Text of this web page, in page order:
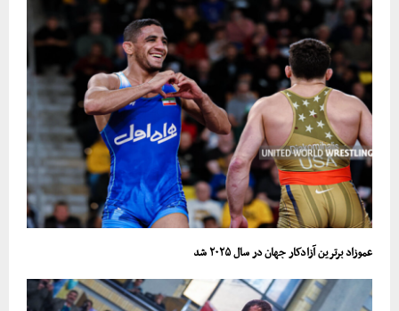
عموزاد برترین آزادکار جهان در سال ۲۰۲۵ شد